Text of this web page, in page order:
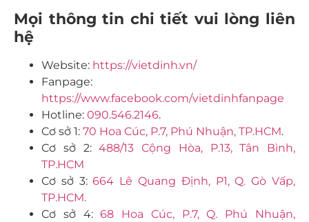
Mọi thông tin chi tiết vui lòng liên
hệ
Website: https://vietdinh.vn/
Fanpage:
https://www.facebook.com/vietdinhfanpage
Hotline: 090.546.2146.
Cơ sở 1: 70 Hoa Cúc, P.7, Phú Nhuận, TP.HCM.
Cơ sở 2:488/13 Cộng Hòa, P.13, Tân Bình,
TP.HCM
Cơ sở 3:664 Lê Quang Định, P1, Q. Gò Vấp,
TP.HCM.
Cơ sở 4:68 Hoa Cúc, P.7, Q. Phú Nhuận,